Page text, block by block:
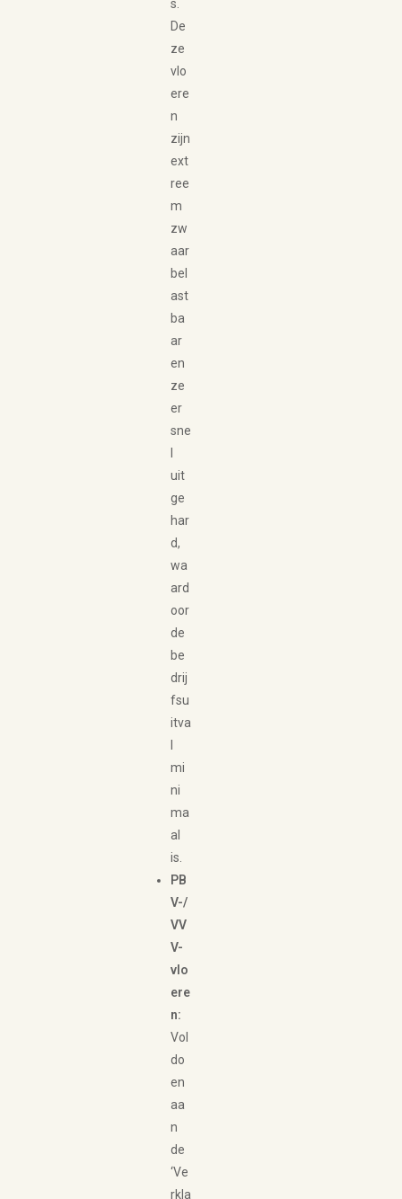
s.
De
ze
vlo
ere
n
zijn
ext
ree
m
zw
aar
bel
ast
ba
ar
en
ze
er
sne
uit
ge
har
d,
wa
ard
oor
de
be
drij
fsu
itva
mi
ni
ma
al
is.
PB
V-/
VV
V-
vlo
ere
n:
Vol
do
en
aa
n
de
‘Ve
rkla